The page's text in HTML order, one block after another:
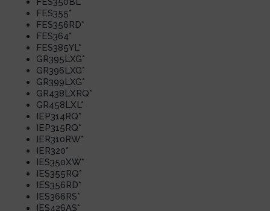
FES355*
FES356RD*
FES364*
FES385YL*
GR395LXG*
GR396LXG*
GR399LXG*
GR438LXRQ*
GR458LXL*
IEP314RQ*
IEP315RQ*
IER310RW*
IER320*
IES350XW*
IES355RQ*
IES356RD*
IES366RS*
IES426AS*